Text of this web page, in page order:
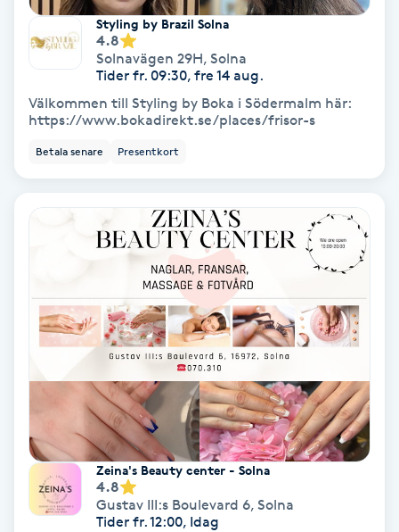
Gravidmassage
Headspa
Herrklippning
HIFU
Hollywood Peel
Styling by Brazil Solna
4.8
Solnavägen 29H, Solna
Tider fr. 09:30, fre 14 aug.
Välkommen till Styling by Boka i Södermalm här:
https://www.bokadirekt.se/places/frisor-s
Betala senare Presentkort
Zeina's Beauty center - Solna
4.8
Gustav III:s Boulevard 6, Solna
Tider fr. 12:00, Idag